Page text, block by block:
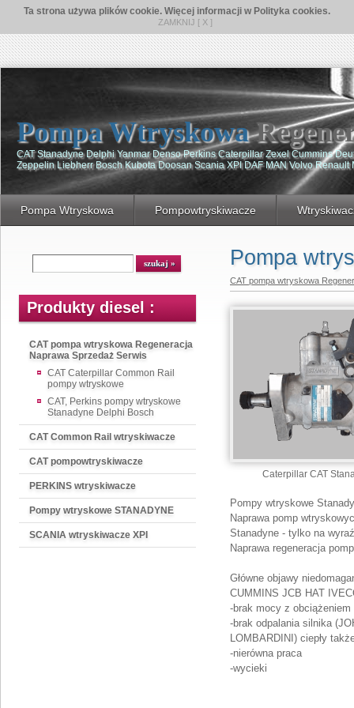
Ta strona używa plików cookie. Więcej informacji w Polityka cookies.
ZAMKNIJ [ X ]
Pompa Wtryskowa
CAT Stanadyne Delphi Yanmar Denso Perkins Caterpillar Zexel Cummins
Zeppelin Liebherr Bosch Kubota Doosan Scania XPI DAF MAN Volvo Renault
Pompa Wtryskowa Pompowtryskiwacze
Produkty diesel :
CAT pompa wtryskowa Regeneracja
Naprawa Sprzedaż Serwis
CAT Caterpillar Common Rail
pompy wtryskowe
CAT, Perkins pompy wtryskowe
Stanadyne Delphi Bosch
CAT Common Rail wtryskiwacze
CAT pompowtryskiwacze
PERKINS wtryskiwacze
Pompy wtryskowe STANADYNE
SCANIA wtryskiwacze XPI
Pompa
CAT pompa wtryskowa
Caterpillar CAT
Pompy wtryskowe
Naprawa pomp
Stanadyne - tylko na
Naprawa regeneracja
Główne objawy
CUMMINS JCB HAT
-brak mocy z obciążeniem
-brak odpalania silnika
LOMBARDINI) ciepły
-nierówna praca
-wycieki